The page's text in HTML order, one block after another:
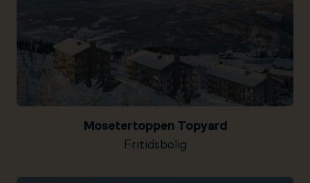
Mosetertoppen Topyard
Fritidsbolig